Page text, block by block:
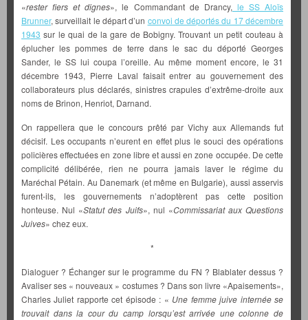
«rester fiers et dignes», le Commandant de Drancy,le SS Aloïs
Brunner, surveillait le départ d’un convoi de déportés du 17 décembre
1943 sur le quai de la gare de Bobigny. Trouvant un petit couteau à
éplucher les pommes de terre dans le sac du déporté Georges
Sander, le SS lui coupa l’oreille. Au même moment encore, le 31
décembre 1943, Pierre Laval faisait entrer au gouvernement des
collaborateurs plus déclarés, sinistres crapules d’extrême-droite aux
noms de Brinon, Henriot, Darnand.
On rappellera que le concours prêté par Vichy aux Allemands fut
décisif. Les occupants n’eurent en effet plus le souci des opérations
policières effectuées en zone libre et aussi en zone occupée. De cette
complicité délibérée, rien ne pourra jamais laver le régime du
Maréchal Pétain. Au Danemark (et même en Bulgarie), aussi asservis
furent-ils, les gouvernements n’adoptèrent pas cette position
honteuse. Nul «Statut des Juifs», nul «Commissariat aux Questions
Juives» chez eux.
*
Dialoguer ? Échanger sur le programme du FN ? Blablater dessus ?
Avaliser ses « nouveaux » costumes ? Dans son livre «Apaisements»,
Charles Juliet rapporte cet épisode : « Une femme juive internée se
trouvait dans la cour du camp lorsqu’est arrivée une colonne de